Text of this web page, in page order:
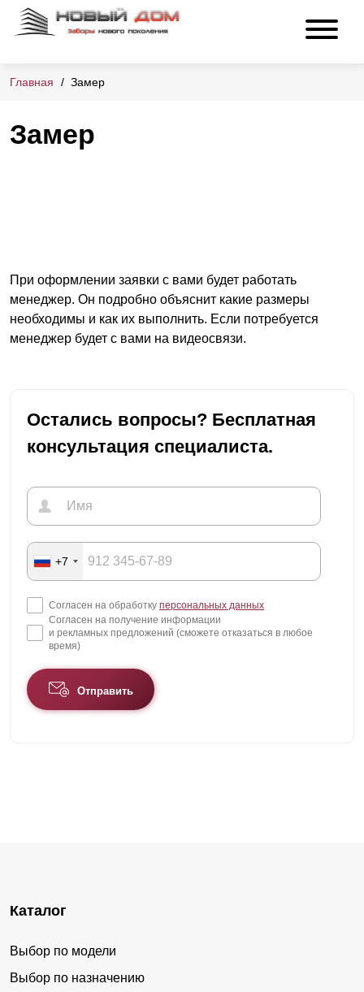
Главная Замер
Замер
При оформлении заявки с вами будет работать
менеджер. Он подробно объяснит какие размеры
необходимы и как их выполнить. Если потребуется
менеджер будет с вами на видеосвязи.
Остались вопросы? Бесплатная
консультация специалиста.
+7
Согласен на обработку персональных данных
Согласен на получение информации
и рекламных предложений (сможете отказаться в любое
время)
Отправить
Каталог
Выбор по модели
Выбор по назначению